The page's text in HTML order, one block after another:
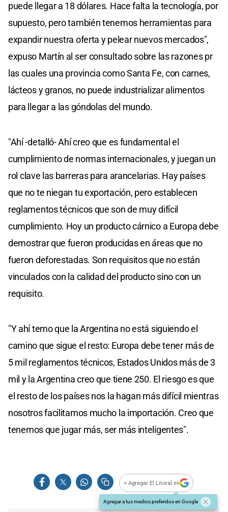
puede llegar a 18 dólares. Hace falta la tecnología, por
supuesto, pero también tenemos herramientas para
expandir nuestra oferta y pelear nuevos mercados",
expuso Martín al ser consultado sobre las razones pr
las cuales una provincia como Santa Fe, con carnes,
lácteos y granos, no puede industrializar alimentos
para llegar a las góndolas del mundo.
"Ahí -detalló- Ahí creo que es fundamental el
cumplimiento de normas internacionales, y juegan un
rol clave las barreras para arancelarias. Hay países
que no te niegan tu exportación, pero establecen
reglamentos técnicos que son de muy difícil
cumplimiento. Hoy un producto cárnico a Europa debe
demostrar que fueron producidas en áreas que no
fueron deforestadas. Son requisitos que no están
vinculados con la calidad del producto sino con un
requisito.
"Y ahí temo que la Argentina no está siguiendo el
camino que sigue el resto: Europa debe tener más de
5 mil reglamentos técnicos, Estados Unidos más de 3
mil y la Argentina creo que tiene 250. El riesgo es que
el resto de los países nos la hagan más difícil mientras
nosotros facilitamos mucho la importación. Creo que
tenemos que jugar más, ser más inteligentes".
+ Agregar El Litoral en
Agregar a tus medios preferidos en Google